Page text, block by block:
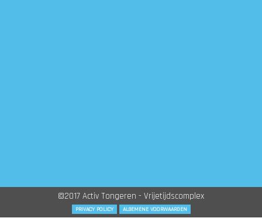
©2017 Activ Tongeren - Vrijetijdscomplex
PRIVACY POLICY ALGEMENE VOORWAARDEN